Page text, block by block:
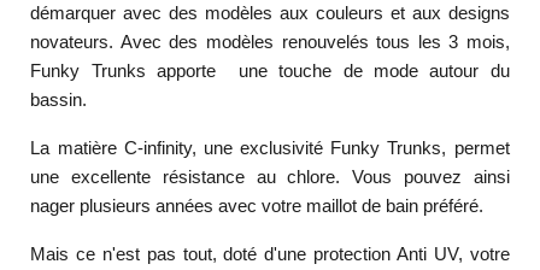
démarquer avec des modèles aux couleurs et aux designs
novateurs. Avec des modèles renouvelés tous les 3 mois,
Funky Trunks apporte une touche de mode autour du
bassin.
La matière C-infinity, une exclusivité Funky Trunks, permet
une excellente résistance au chlore. Vous pouvez ainsi
nager plusieurs années avec votre maillot de bain préféré.
Mais ce n'est pas tout, doté d'une protection Anti UV, votre